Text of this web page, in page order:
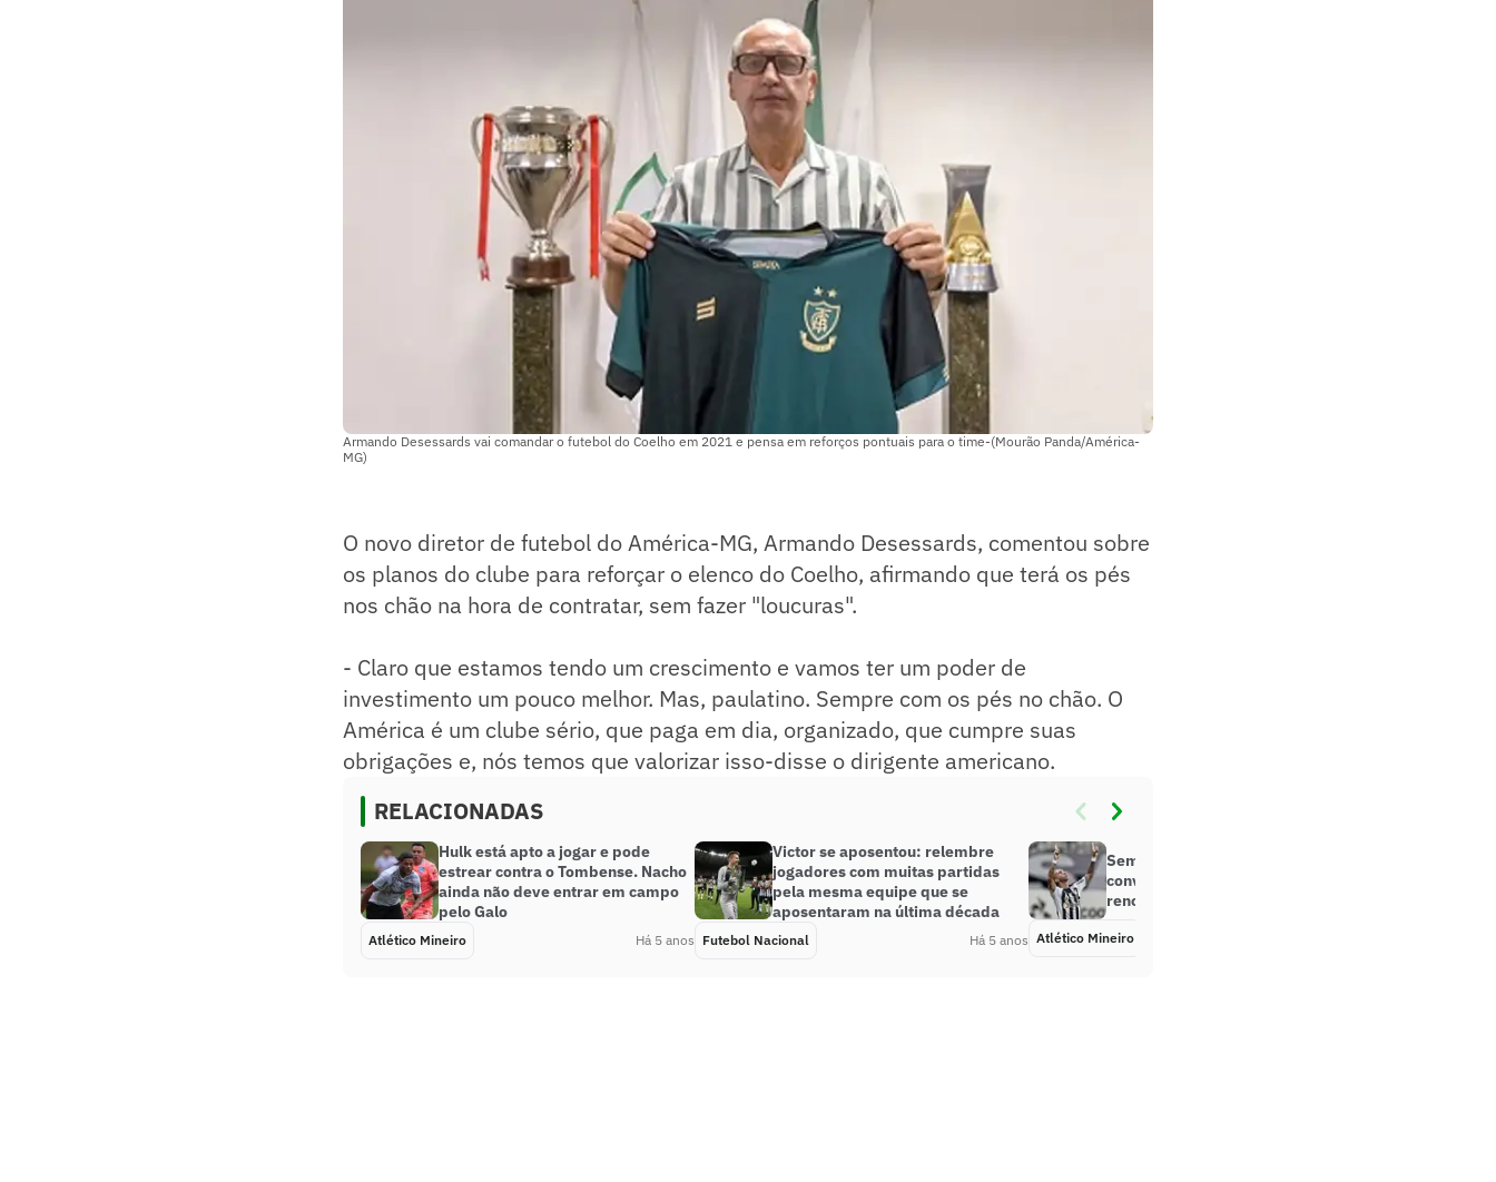
Armando Desessards vai comandar o futebol do Coelho em 2021 e pensa em reforços pontuais para o time-(Mourão Panda/América-
MG)
O novo diretor de futebol do América-MG, Armando Desessards, comentou sobre
os planos do clube para reforçar o elenco do Coelho, afirmando que terá os pés
nos chão na hora de contratar, sem fazer "loucuras".
- Claro que estamos tendo um crescimento e vamos ter um poder de
investimento um pouco melhor. Mas, paulatino. Sempre com os pés no chão. O
América é um clube sério, que paga em dia, organizado, que cumpre suas
obrigações e, nós temos que valorizar isso-disse o dirigente americano.
RELACIONADAS
Hulk está apto a jogar e pode
estrear contra o Tombense. Nacho
ainda não deve entrar em campo
pelo Galo
Atlético Mineiro Há 5 anos
Victor se aposentou: relembre
jogadores com muitas partidas
pela mesma equipe que se
aposentaram na última década
Futebol Nacional Há 5 anos
Sem contrato, Tardelli aguarda
conversa com o Galo sobre
renovação
Atlético Mineiro